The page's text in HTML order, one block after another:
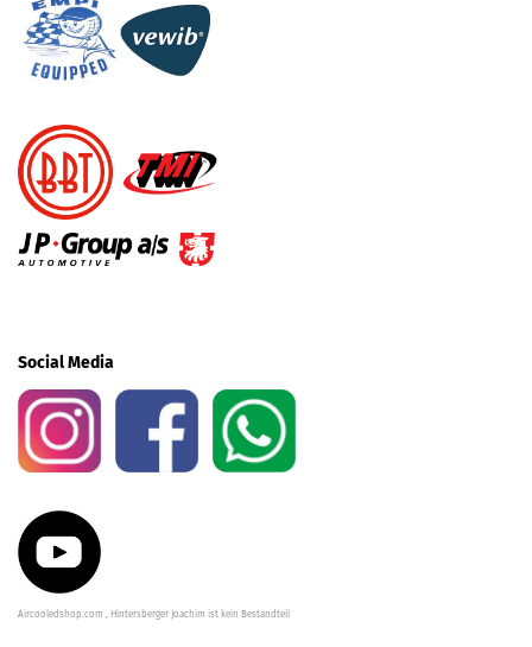
Social Media
Aircooledshop.com , Hintersberger Joachim ist kein Bestandteil